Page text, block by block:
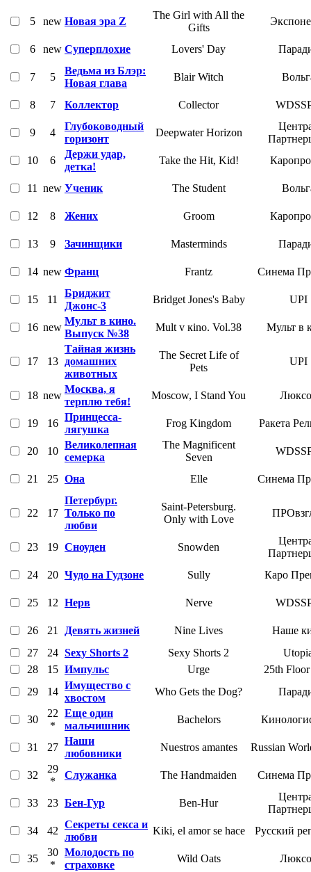
5 new Новая эра Z
The Girl with All the
Gifts
6 new Суперплохие Lovers' Day
7 5
Ведьма из Блэр:
Новая глава
Blair Witch
8 7 Коллектор Collector
9 4
Глубоководный
горизонт
Deepwater Horizon
10
6
Держи удар,
детка!
Take the Hit, Kid!
11 new Ученик The Student
12 8 Жених Groom
13 9 Зачинщики Masterminds
14 new Франц Frantz Синема
15 11
Бриджит
Джонс-3
Bridget Jones's Baby UPI
16 new
Мульт в кино.
Выпуск №38
Mult v кino. Vol.38 Мульт в
17 13
Тайная жизнь
домашних
животных
The Secret Life of
Pets
UPI
18 new
Москва, я
терплю тебя!
Moscow, I Stand You
19 16
Принцесса-
лягушка
Frog Kingdom Ракета
20 10
Великолепная
семерка
The Magnificent
Seven
21 25 Она Elle Синема
22 17
Петербург.
Только по
любви
Saint-Petersburg.
Only with Love
23 19 Сноуден Snowden
24
20 Чудо на Гудзоне Sully Каро
25 12 Нерв Nerve
26 21 Девять жизней Nine Lives
Наше
27
24 Sexy Shorts 2 Sexy Shorts 2
28
15 Импульс Urge
25th
29
14
Имущество с
хвостом
Who Gets the Dog?
30
22
*
Еще один
мальчишник
Bachelors
31 27
Наши
любовники
Nuestros amantes Russian
32
29
*
Служанка The Handmaiden Синема
33 23 Бен-Гур Ben-Hur
34
42
Секреты секса и
любви
Kiki, el amor se hace Русский
35
30
*
Молодость по
страховке
Wild Oats